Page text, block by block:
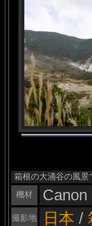
箱根の大涌谷の風景
機材
撮影地 日本 /